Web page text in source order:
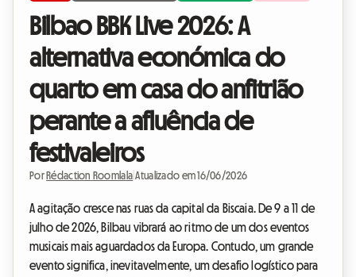
Bilbao BBK Live 2026: A
alternativa económica do
quarto em casa do anfitrião
perante a afluência de
festivaleiros
Por Rédaction Roomlala |Atualizado em 16/06/2026
A agitação cresce nas ruas da capital da Biscaia. De 9 a 11 de
julho de 2026, Bilbau vibrará ao ritmo de um dos eventos
musicais mais aguardados da Europa. Contudo, um grande
evento significa, inevitavelmente, um desafio logístico para